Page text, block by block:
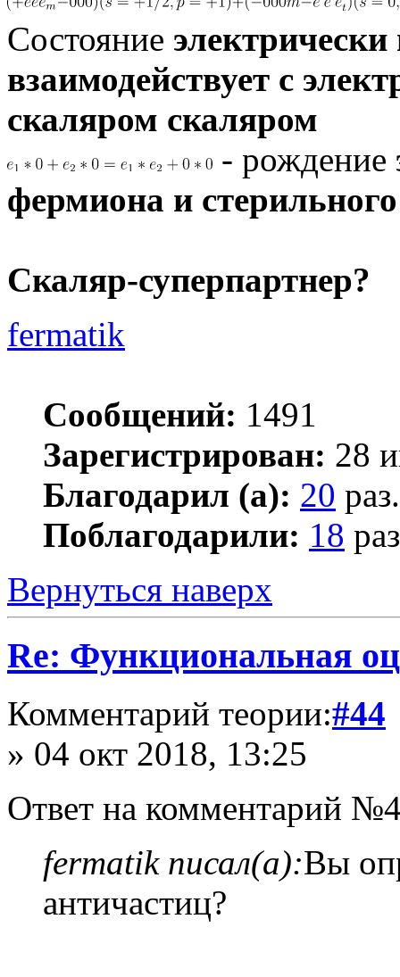
Состояние
взаимодействует с
скаляром скаляром
- рождение
фермиона и
Скаляр-суперпартнер?
fermatik
Сообщений: 1491
Зарегистрирован: 28
Благодарил (а): 20 раз.
Поблагодарили: 18
Вернуться наверх
Re: Функциональная
Комментарий теории:#44
» 04 окт 2018, 13:25
Ответ на комментарий
fermatik писал(а):Вы
античастиц?